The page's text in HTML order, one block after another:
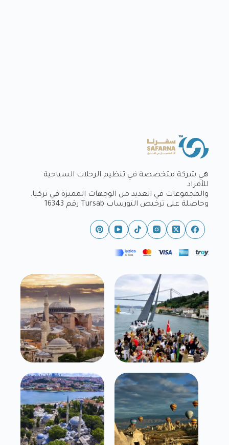
هي شركة متخصصة في تنظيم الرحلات السياحية
للأفراد
والمجموعات في العديد من الوجهات المميزة في تركيا.
وحاصلة على ترخيص التورساب Tursab رقم 16343